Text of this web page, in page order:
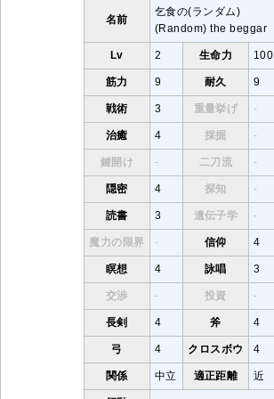
名前
乞食の(ランダム)
(Random) the beggar
Lv 2 生命力 100
筋力 9 耐久 9
戦術 3 重量挙げ -
治癒 4 採掘 -
鍵開け - 二刀流 -
隠密 4 探知 -
読書 3 遺伝子学 -
魔力の限界 - 信仰 4
瞑想 4 詠唱 3
交渉 - 投資 -
長剣 4 斧 4
弓 4 クロスボウ 4
関係 中立 適正距離 近